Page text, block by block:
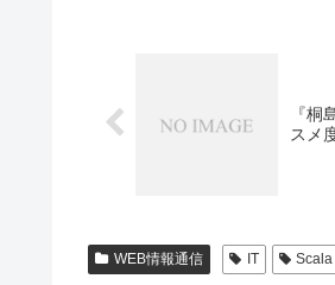
『桐
スメ
WEB情報通信 IT Scala